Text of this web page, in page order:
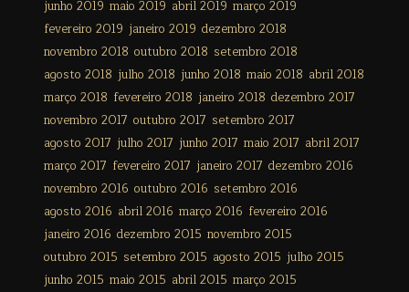
junho 2019 maio 2019 abril 2019 março 2019
fevereiro 2019 janeiro 2019 dezembro 2018
novembro 2018 outubro 2018 setembro 2018
agosto 2018 julho 2018 junho 2018 maio 2018 abril 2018
março 2018 fevereiro 2018 janeiro 2018 dezembro 2017
novembro 2017 outubro 2017 setembro 2017
agosto 2017 julho 2017 junho 2017 maio 2017 abril 2017
março 2017 fevereiro 2017 janeiro 2017 dezembro 2016
novembro 2016 outubro 2016 setembro 2016
agosto 2016 abril 2016 março 2016 fevereiro 2016
janeiro 2016 dezembro 2015 novembro 2015
outubro 2015 setembro 2015 agosto 2015 julho 2015
junho 2015 maio 2015 abril 2015 março 2015